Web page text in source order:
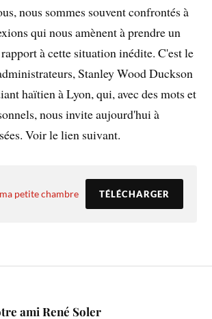
nous sommes souvent confrontés à
qui nous amènent à prendre un
à cette situation inédite. C'est le
Stanley Wood Duckson
haïtien à Lyon, qui, avec des mots et
nous invite aujourd'hui à
Voir le lien suivant.
petite chambre TÉLÉCHARGER
ami René Soler